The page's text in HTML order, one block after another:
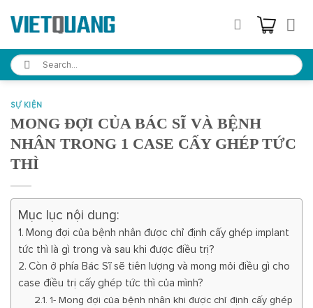
Search
for:
SỰ KIỆN
MONG ĐỢI CỦA BÁC SĨ VÀ BỆNH
NHÂN TRONG 1 CASE CẤY GHÉP TỨC
THÌ
Mục lục nội dung:
Mong đợi của bệnh nhân được chỉ định cấy ghép implant
tức thì là gì trong và sau khi được điều trị?
Còn ở phía Bác Sĩ sẽ tiên lượng và mong mỏi điều gì cho
case điều trị cấy ghép tức thì của mình?
1- Mong đợi của bệnh nhân khi được chỉ định cấy ghép